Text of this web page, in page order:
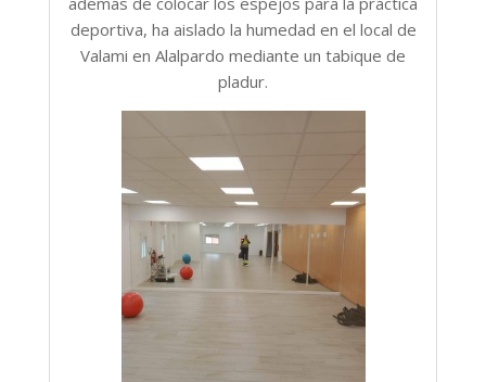
deportiva, ha aislado la humedad en el local de
Valami en Alalpardo mediante un tabique de
pladur.